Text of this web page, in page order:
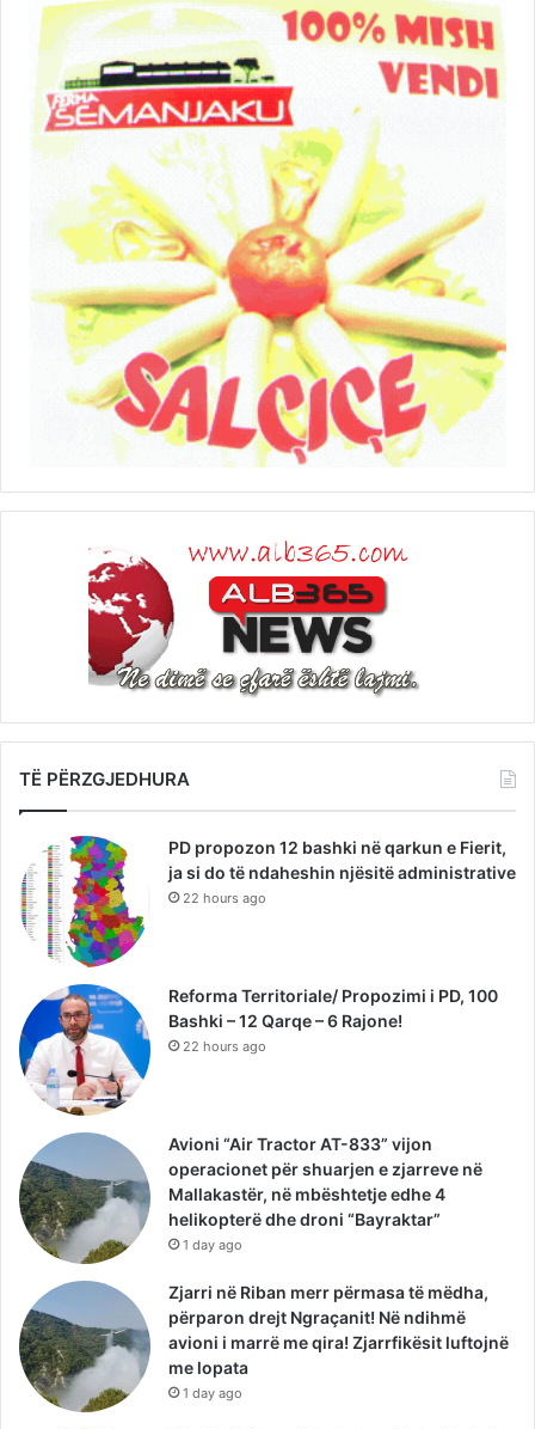
TË PËRZGJEDHURA
PD propozon 12 bashki në qarkun e Fierit,
ja si do të ndaheshin njësitë administrative
22 hours ago
Reforma Territoriale/ Propozimi i PD, 100
Bashki – 12 Qarqe – 6 Rajone!
22 hours ago
Avioni “Air Tractor AT-833” vijon
operacionet për shuarjen e zjarreve në
Mallakastër, në mbështetje edhe 4
helikopterë dhe droni “Bayraktar”
1 day ago
Zjarri në Riban merr përmasa të mëdha,
përparon drejt Ngraçanit! Në ndihmë
avioni i marrë me qira! Zjarrfikësit luftojnë
me lopata
1 day ago